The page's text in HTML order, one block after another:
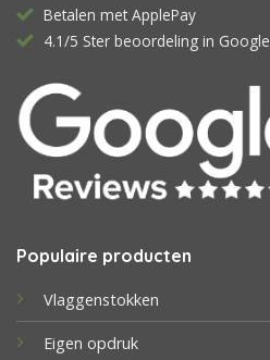
Betalen met ApplePay
4.1/5 Ster beoordeling in Google
Populaire producten
Vlaggenstokken
Eigen opdruk